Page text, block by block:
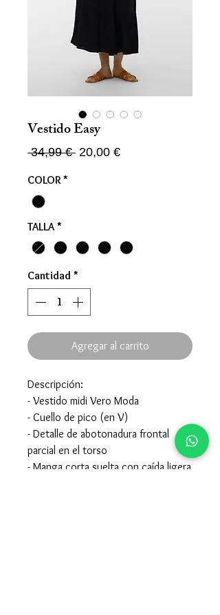
Vestido Easy
34,99 € Precio
20,00 €Precio
COLOR *
TALLA *
Cantidad *
Agregar al carrito
Descripción:
- Vestido midi Vero Moda
- Cuello de pico (en V)
- Detalle de abotonadura frontal
parcial en el torso
- Manga corta suelta con caída ligera